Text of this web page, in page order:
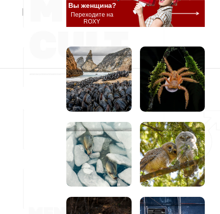
Вы женщина?
Переходите на
ROXY